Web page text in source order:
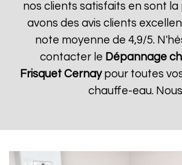
nos clients satisfaits en sont la
avons des avis clients
note moyenne de 4,9/5.
contacter le Dépannage
Frisquet Cernaypour toutes
chauffe-eau. Nous